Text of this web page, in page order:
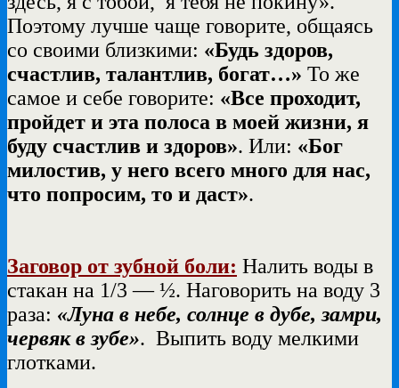
Поэтому лучше чаще говорите, общаясь
со своими близкими: «Будь здоров,
счастлив, талантлив, богат…» То же
самое и себе говорите: «Все проходит,
пройдет и эта полоса в моей жизни, я
буду счастлив и здоров». Или: «Бог
милостив, у него всего много для нас,
что попросим, то и даст».
Заговор от зубной боли: Налить воды в
стакан на 1/3 — ½. Наговорить на воду 3
раза: «Луна в небе, солнце в дубе, замри,
червяк в зубе». Выпить воду мелкими
глотками.